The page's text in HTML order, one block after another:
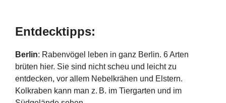
Entdecktipps:
Berlin: Rabenvögel leben in ganz Berlin. 6 Arten
brüten hier. Sie sind nicht scheu und leicht zu
entdecken, vor allem Nebelkrähen und Elstern.
Kolkraben kann man z. B. im Tiergarten und im